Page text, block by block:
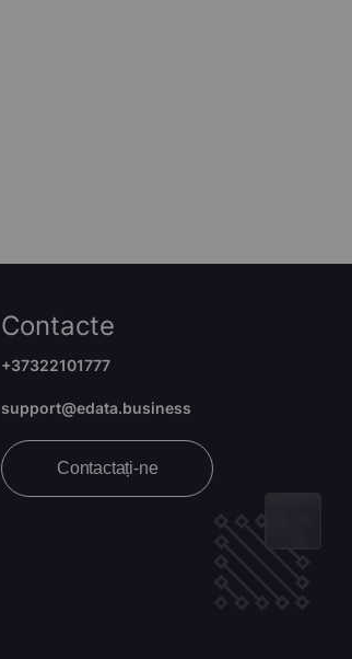
Contacte
+37322101777
support@edata.business
Contactați-ne